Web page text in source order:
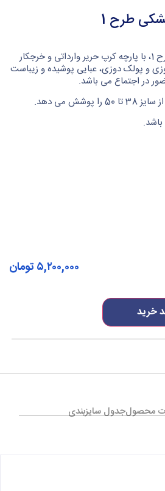
طرح 1
عبا صدف کوتاه مشکی طرح 1، با پارچه کرپ حریر وارداتی و خرجکار
و پولک دوزی، عبایی پوشیده و زیباست
در اجتماع می باشد.
می دهد.
خرید
۵,۲۰۰,۰۰۰تومان
محصولجدول سایزبندی